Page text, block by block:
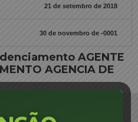
21 de setembro de 2018
30 de novembro de -0001
AGENTE
AGENCIA DE